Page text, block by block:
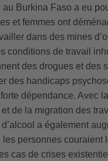
au Burkina Faso a eu
et femmes ont
dans des mines
conditions de travail
des drogues et des
des handicaps
dépendance. Avec
et de la migration des
a également
les personnes couraient
cas de crises